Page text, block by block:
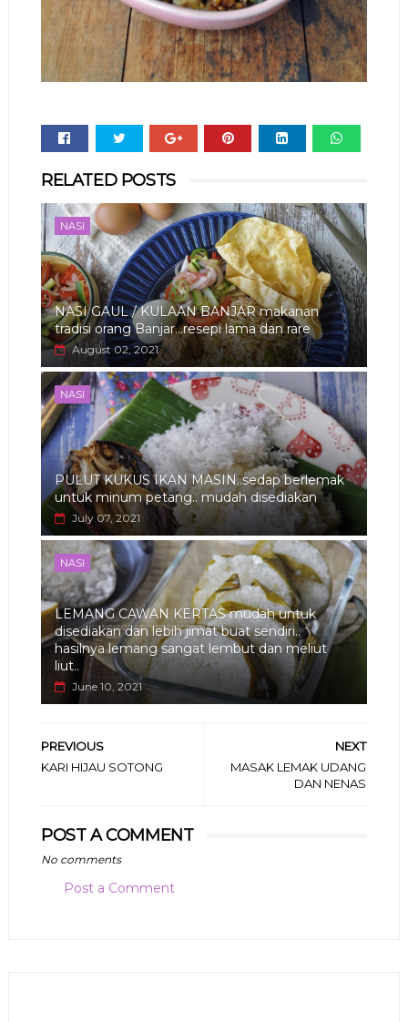
RELATED POSTS
NASI
NASI GAUL / KULAAN BANJAR makanan
tradisi orang Banjar...resepi lama dan rare
August 02, 2021
NASI
PULUT KUKUS IKAN MASIN..sedap berlemak
untuk minum petang.. mudah disediakan
July 07, 2021
NASI
LEMANG CAWAN KERTAS mudah untuk
disediakan dan lebih jimat buat sendiri..
hasilnya lemang sangat lembut dan meliut
liut..
June 10, 2021
NEXT
MASAK LEMAK UDANG
DAN NENAS
PREVIOUS
KARI HIJAU SOTONG
POST A COMMENT
No comments
Post a Comment